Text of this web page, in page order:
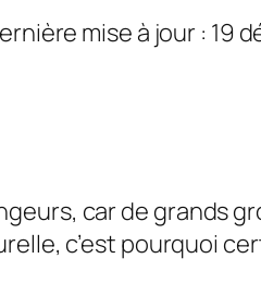
mise à jour : 19
car de grands
c’est pourquoi